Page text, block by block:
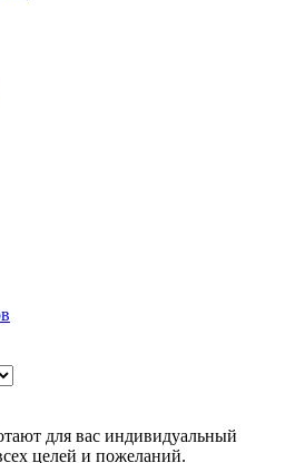
для вас индивидуальный
целей и пожеланий.